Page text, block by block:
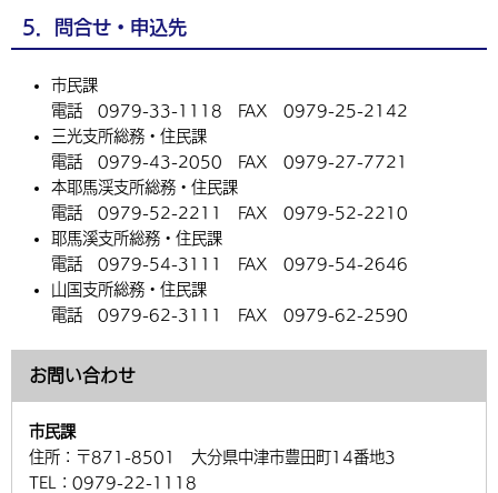
5．問合せ・申込先
市民課
電話 0979-33-1118 FAX 0979-25-2142
三光支所総務・住民課
電話 0979-43-2050 FAX 0979-27-7721
本耶馬渓支所総務・住民課
電話 0979-52-2211 FAX 0979-52-2210
耶馬溪支所総務・住民課
電話 0979-54-3111 FAX 0979-54-2646
山国支所総務・住民課
電話 0979-62-3111 FAX 0979-62-2590
お問い合わせ
市民課
住所： 〒871-8501 大分県中津市豊田町14番地3
TEL： 0979-22-1118